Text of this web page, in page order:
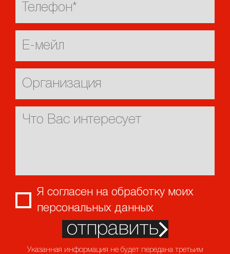
Я согласен на обработку моих
персональных данных
отправить
Указанная информация не будет передана третьим